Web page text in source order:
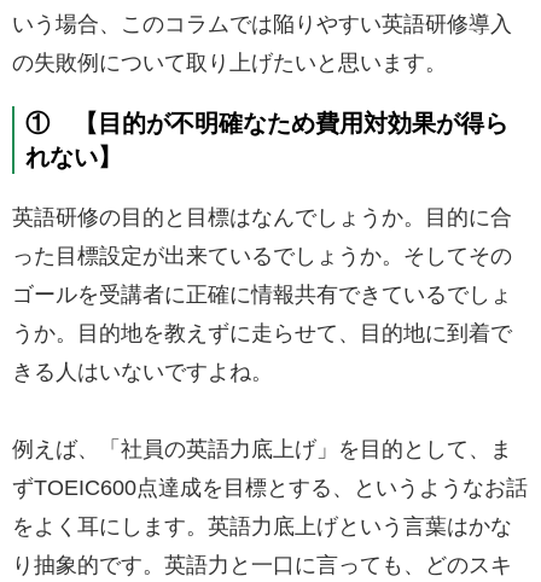
いう場合、このコラムでは陥りやすい英語研修導入
の失敗例について取り上げたいと思います。
① 【目的が不明確なため費用対効果が得ら
れない】
英語研修の目的と目標はなんでしょうか。目的に合
った目標設定が出来ているでしょうか。そしてその
ゴールを受講者に正確に情報共有できているでしょ
うか。目的地を教えずに走らせて、目的地に到着で
きる人はいないですよね。
例えば、「社員の英語力底上げ」を目的として、ま
ずTOEIC600点達成を目標とする、というようなお話
をよく耳にします。英語力底上げという言葉はかな
り抽象的です。英語力と一口に言っても、どのスキ